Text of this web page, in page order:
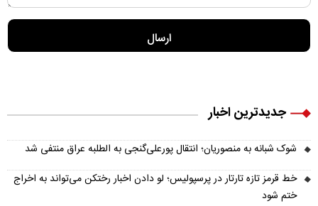
جدیدترین اخبار
شوک شبانه به منصوریان؛ انتقال پورعلی‌گنجی به الطلبه عراق منتفی شد
خط قرمز تازه تارتار در پرسپولیس؛ لو دادن اخبار رختکن می‌تواند به اخراج
ختم شود